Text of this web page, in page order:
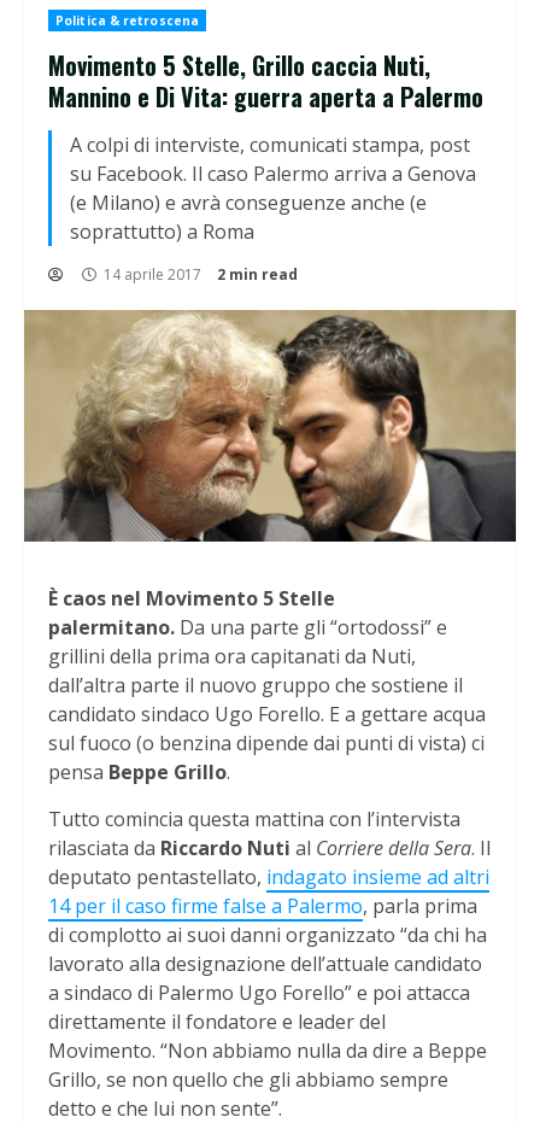
Politica & retroscena
Movimento 5 Stelle, Grillo caccia Nuti,
Mannino e Di Vita: guerra aperta a Palermo
A colpi di interviste, comunicati stampa, post
su Facebook. Il caso Palermo arriva a Genova
(e Milano) e avrà conseguenze anche (e
soprattutto) a Roma
14 aprile 2017 2 min read
È caos nel Movimento 5 Stelle
palermitano. Da una parte gli “ortodossi” e
grillini della prima ora capitanati da Nuti,
dall’altra parte il nuovo gruppo che sostiene il
candidato sindaco Ugo Forello. E a gettare acqua
sul fuoco (o benzina dipende dai punti di vista) ci
pensa Beppe Grillo.
Tutto comincia questa mattina con l’intervista
rilasciata da Riccardo Nuti al Corriere della Sera. Il
deputato pentastellato, indagato insieme ad altri
14 per il caso firme false a Palermo, parla prima
di complotto ai suoi danni organizzato “da chi ha
lavorato alla designazione dell’attuale candidato
a sindaco di Palermo Ugo Forello” e poi attacca
direttamente il fondatore e leader del
Movimento. “Non abbiamo nulla da dire a Beppe
Grillo, se non quello che gli abbiamo sempre
detto e che lui non sente”.